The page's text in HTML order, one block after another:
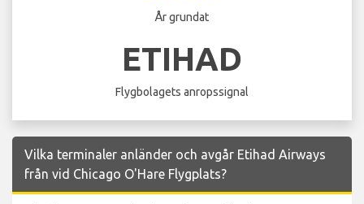
År grundat
ETIHAD
Flygbolagets anropssignal
Vilka terminaler anländer och avgår Etihad Airways
från vid Chicago O'Hare Flygplats?